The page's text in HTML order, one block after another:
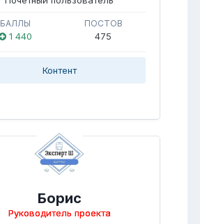
БАЛЛЫ
1 440
ПОСТОВ
475
Контент
Борис
Руководитель проекта